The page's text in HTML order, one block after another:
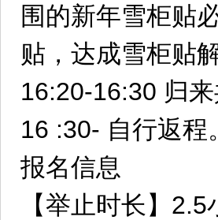
围的新年雪柜贴
贴，达成雪柜贴
16:20-16:30 归
16 :30- 自行返程。
报名信息
【举止时长】2.5